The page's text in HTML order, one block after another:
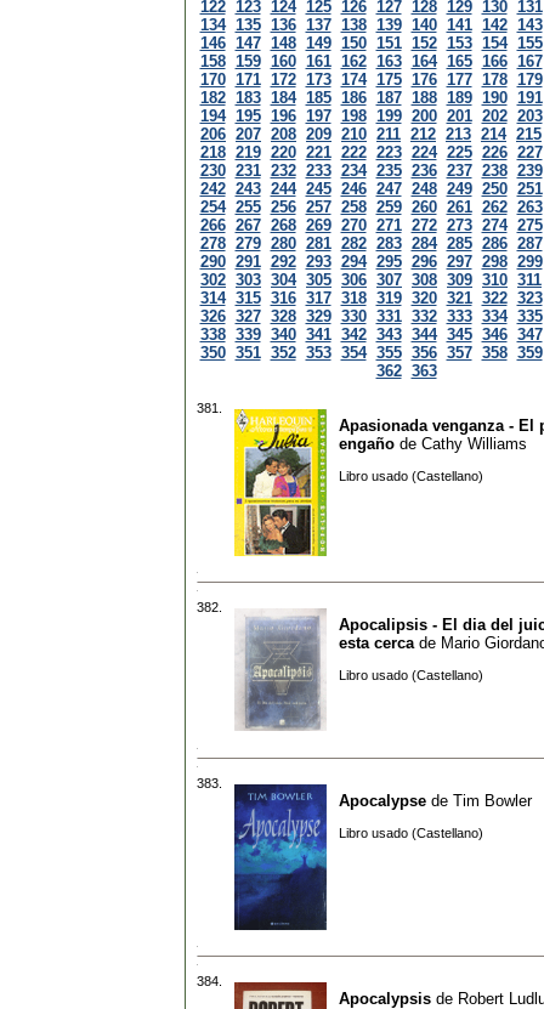
122 123 124 125 126 127 128 129 130 131
134 135 136 137 138 139 140 141 142 143
146 147 148 149 150 151 152 153 154 155
158 159 160 161 162 163 164 165 166 167
170 171 172 173 174 175 176 177 178 179
182 183 184 185 186 187 188 189 190 191
194 195 196 197 198 199 200 201 202 203
206 207 208 209 210 211 212 213 214 215
218 219 220 221 222 223 224 225 226 227
230 231 232 233 234 235 236 237 238 239
242 243 244 245 246 247 248 249 250 251
254 255 256 257 258 259 260 261 262 263
266 267 268 269 270 271 272 273 274 275
278 279 280 281 282 283 284 285 286 287
290 291 292 293 294 295 296 297 298 299
302 303 304 305 306 307 308 309 310 311
314 315 316 317 318 319 320 321 322 323
326 327 328 329 330 331 332 333 334 335
338 339 340 341 342 343 344 345 346 347
350 351 352 353 354 355 356 357 358 359
362 363
381.
Apasionada venganza - El
engaño de Cathy Williams
Libro usado (Castellano)
382.
Apocalipsis - El dia del
esta cerca de Mario
Libro usado (Castellano)
383.
Apocalypse de Tim Bowler
Libro usado (Castellano)
384.
Apocalypsis de Robert